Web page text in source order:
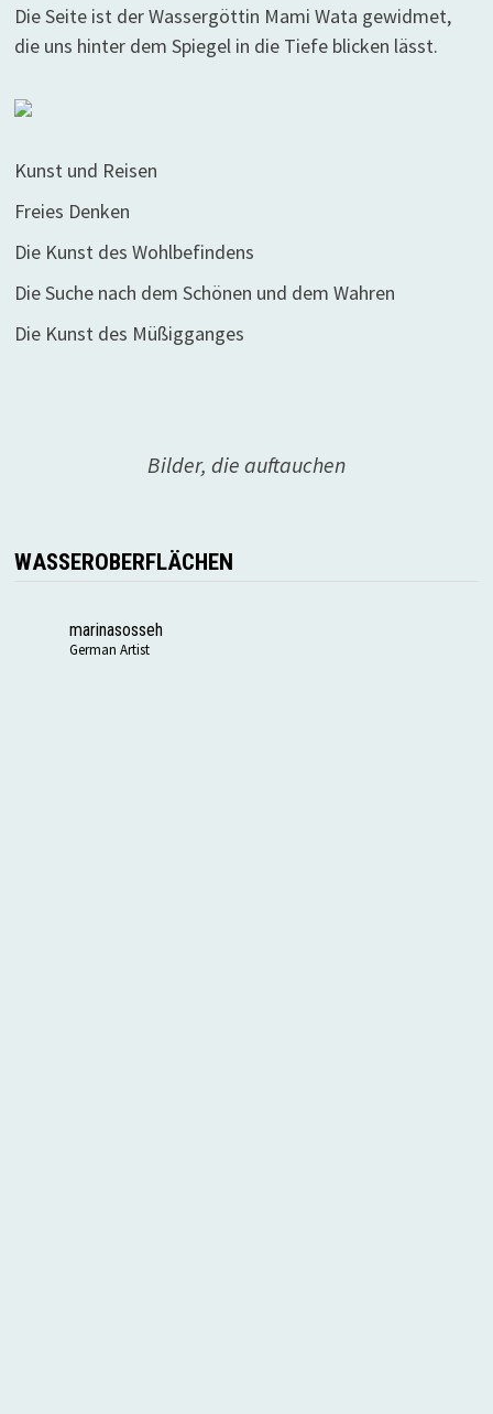
Die Seite ist der Wassergöttin Mami Wata gewidmet,
die uns hinter dem Spiegel in die Tiefe blicken lässt.
Kunst und Reisen
Freies Denken
Die Kunst des Wohlbefindens
Die Suche nach dem Schönen und dem Wahren
Die Kunst des Müßigganges
Bilder, die auftauchen
WASSEROBERFLÄCHEN
marinasosseh
German Artist